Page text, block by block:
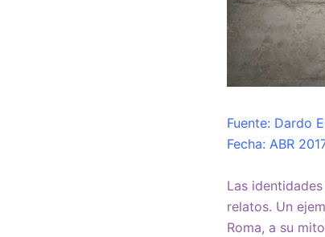
Fuente: Dardo
Fecha: ABR
Las
relatos. Un
Roma, a su